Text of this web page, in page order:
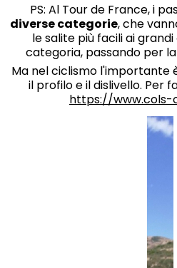
PS: Al Tour de France, i
diverse categorie, che
le salite più facili ai
categoria, passando per la
Ma nel ciclismo l'importante
il profilo e il dislivello. Per
https://www.cols-